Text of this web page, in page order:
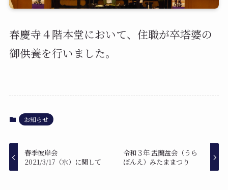
春慶寺４階本堂において、住職が卒塔婆の
御供養を行いました。
お知らせ
春季彼岸会
2021/3/17（水）に関して
令和３年 盂蘭盆会（うら
ぼんえ）みたままつり